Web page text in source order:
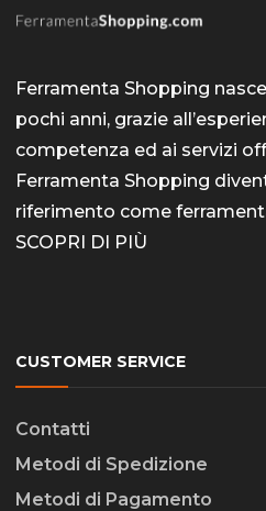
Ferramenta Shopping
pochi anni, grazie
competenza ed ai servizi
Ferramenta Shopping
riferimento come
SCOPRI DI PIÙ
CUSTOMER SERVICE
Contatti
Metodi di Spedizione
Metodi di Pagamento